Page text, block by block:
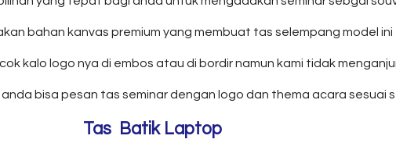
bahan kanvas premium yang membuat tas selempang model ini
kalo logo nya di embos atau di bordir namun kami tidak
bisa pesan tas seminar dengan logo dan thema acara sesuai
Tas Batik Laptop